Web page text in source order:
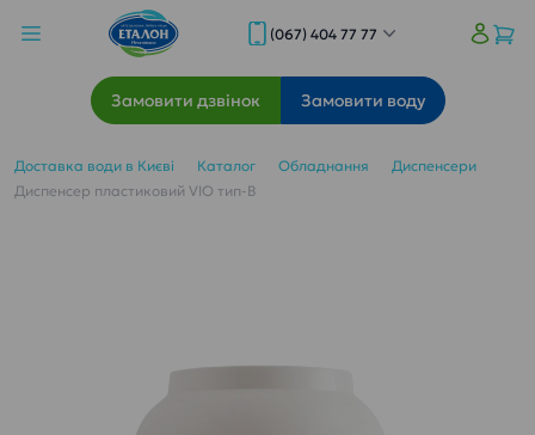
(067) 404 77 77
Замовити дзвінок Замовити воду
Доставка води в Києві Каталог Обладнання
Диспенсери
Диспенсер пластиковий VIO тип-В